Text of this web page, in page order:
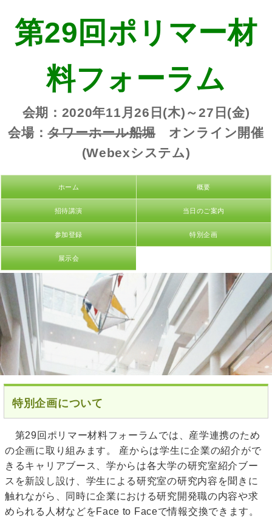
第29回ポリマー材
料フォーラム
会期：2020年11月26日(木)～27日(金)
会場：タワーホール船堀 オンライン開催
(Webexシステム)
ホーム 概要
招待講演 当日のご案内
参加登録 特別企画
展示会
特別企画について
第29回ポリマー材料フォーラムでは、産学連携のため
の企画に取り組みます。 産からは学生に企業の紹介がで
きるキャリアブース、学からは各大学の研究室紹介ブー
スを新設し設け、学生による研究室の研究内容を聞きに
触れながら、同時に企業における研究開発職の内容や求
められる人材などをFace to Faceで情報交換できます。